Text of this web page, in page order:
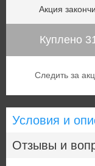
Акция
Куплено
Следить за
Условия и
Отзывы и